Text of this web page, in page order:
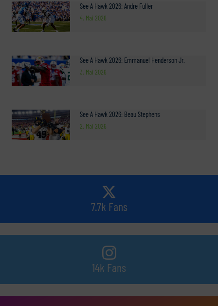
See A Hawk 2026: Andre Fuller
4. Mai 2026
See A Hawk 2026: Emmanuel Henderson Jr.
3. Mai 2026
See A Hawk 2026: Beau Stephens
2. Mai 2026
7.7k Fans
14k Fans